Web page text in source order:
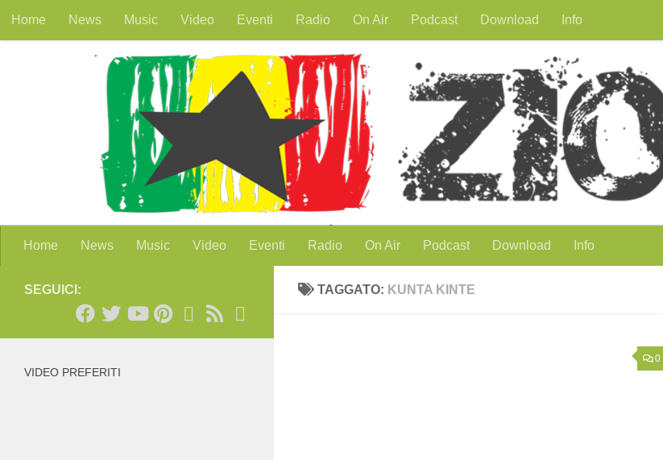
Salta al contenuto
Home News Music Video Eventi Radio On Air Podcast Download Info
Home News Music Video Eventi Radio On Air Podcast Download Info
TAGGATO: KUNTA KINTE
0
SEGUICI:
VIDEO PREFERITI